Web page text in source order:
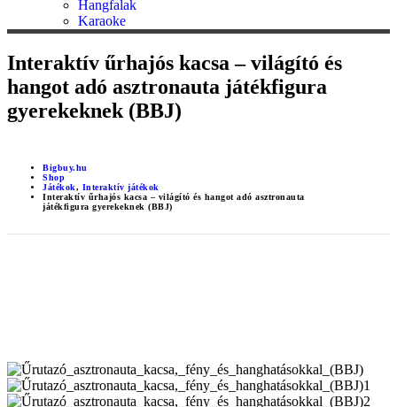
Hangfalak
Karaoke
Interaktív űrhajós kacsa – világító és
hangot adó asztronauta játékfigura
gyerekeknek (BBJ)
Bigbuy.hu
Shop
Játékok, Interaktív játékok
Interaktív űrhajós kacsa – világító és hangot adó asztronauta
játékfigura gyerekeknek (BBJ)